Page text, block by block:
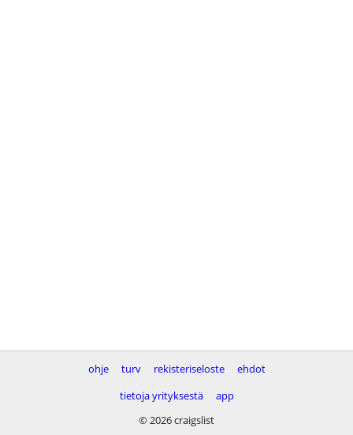
ohje turv rekisteriseloste
ehdot
tietoja yrityksestä
app
© 2026 craigslist